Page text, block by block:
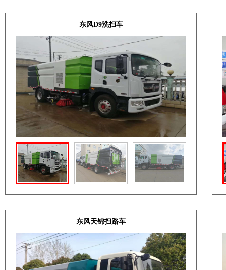
东风D9洗扫车
东风天锦扫路车